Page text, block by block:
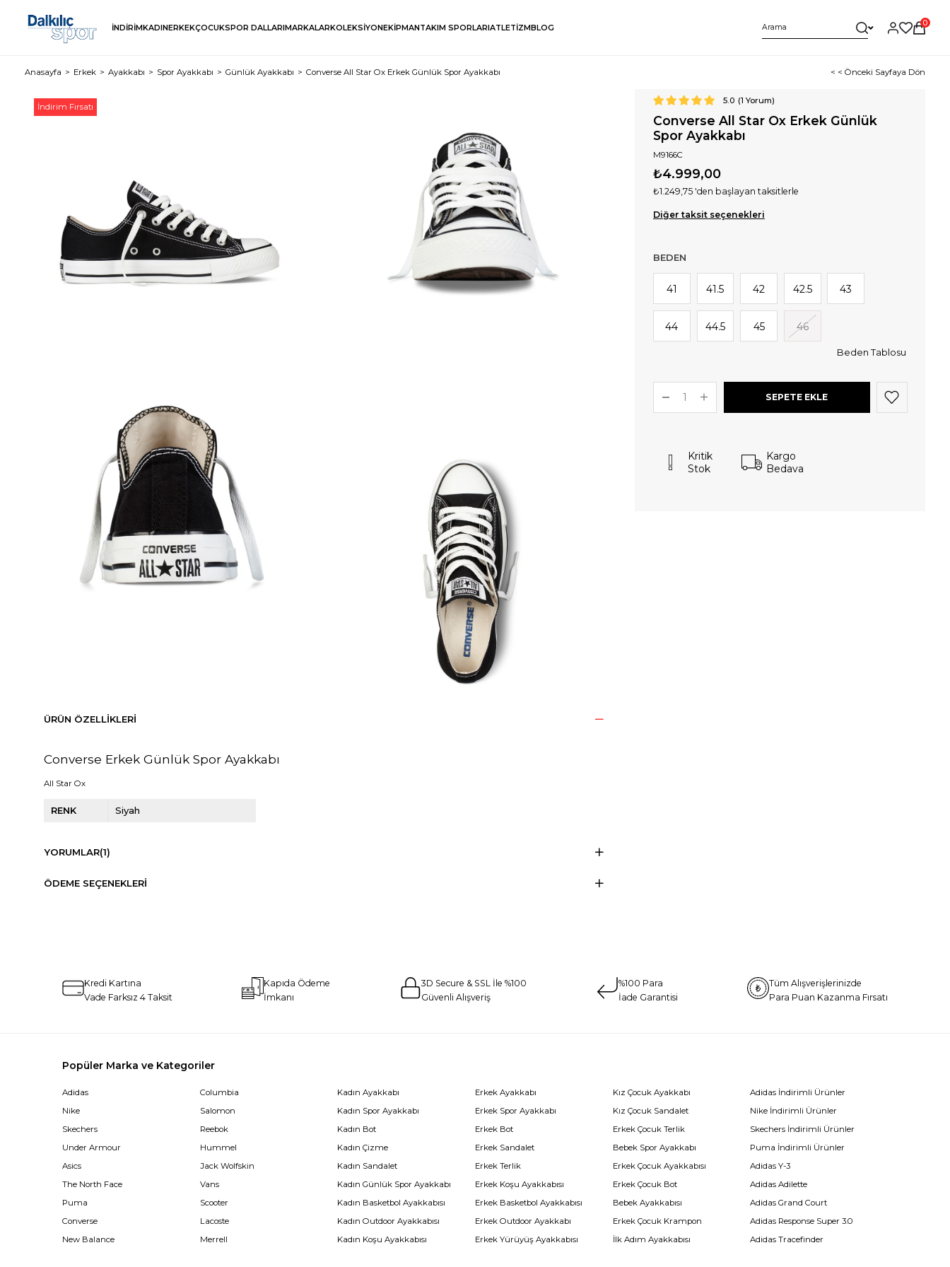
İNDİRİMKADINERKEKÇOCUKSPOR DALLARIMARKALARKOLEKSİYONEKİPMANTAKIM SPORLARIATLETİZMBLOG
0
Anasayfa Erkek Ayakkabı Spor Ayakkabı Günlük Ayakkabı Converse All Star Ox Erkek Günlük Spor Ayakkabı < < Önceki Sayfaya Dön
İndirim Fırsatı
5.0 (1 Yorum)
Converse All Star Ox Erkek Günlük
Spor Ayakkabı
M9166C
₺4.999,00
₺1.249,75 'den başlayan taksitlerle
Diğer taksit seçenekleri
BEDEN
41 41.5 42 42.5 43
44 44.5 45 46
Beden Tablosu
Kritik
Stok
Kargo
Bedava
ÜRÜN ÖZELLIKLERI
Converse Erkek Günlük Spor Ayakkabı
All Star Ox
RENK Siyah
YORUMLAR(1)
ÖDEME SEÇENEKLERI
Kredi Kartına
Vade Farksız 4 Taksit
Kapıda Ödeme
İmkanı
3D Secure & SSL İle %100
Güvenli Alışveriş
%100 Para
İade Garantisi
Tüm Alışverişlerinizde
Para Puan Kazanma Fırsatı
Popüler Marka ve Kategoriler
Adidas
Nike
Skechers
Under Armour
Asics
The North Face
Puma
Converse
New Balance
Columbia
Salomon
Reebok
Hummel
Jack Wolfskin
Vans
Scooter
Lacoste
Merrell
Kadın Ayakkabı
Kadın Spor Ayakkabı
Kadın Bot
Kadın Çizme
Kadın Sandalet
Kadın Günlük Spor Ayakkabı
Kadın Basketbol Ayakkabısı
Kadın Outdoor Ayakkabısı
Kadın Koşu Ayakkabısı
Erkek Ayakkabı
Erkek Spor Ayakkabı
Erkek Bot
Erkek Sandalet
Erkek Terlik
Erkek Koşu Ayakkabısı
Erkek Basketbol Ayakkabısı
Erkek Outdoor Ayakkabı
Erkek Yürüyüş Ayakkabısı
Kız Çocuk Ayakkabı
Kız Çocuk Sandalet
Erkek Çocuk Terlik
Bebek Spor Ayakkabı
Erkek Çocuk Ayakkabısı
Erkek Çocuk Bot
Bebek Ayakkabısı
Erkek Çocuk Krampon
İlk Adım Ayakkabısı
Adidas İndirimli Ürünler
Nike İndirimli Ürünler
Skechers İndirimli Ürünler
Puma İndirimli Ürünler
Adidas Y-3
Adidas Adilette
Adidas Grand Court
Adidas Response Super 3.0
Adidas Tracefinder